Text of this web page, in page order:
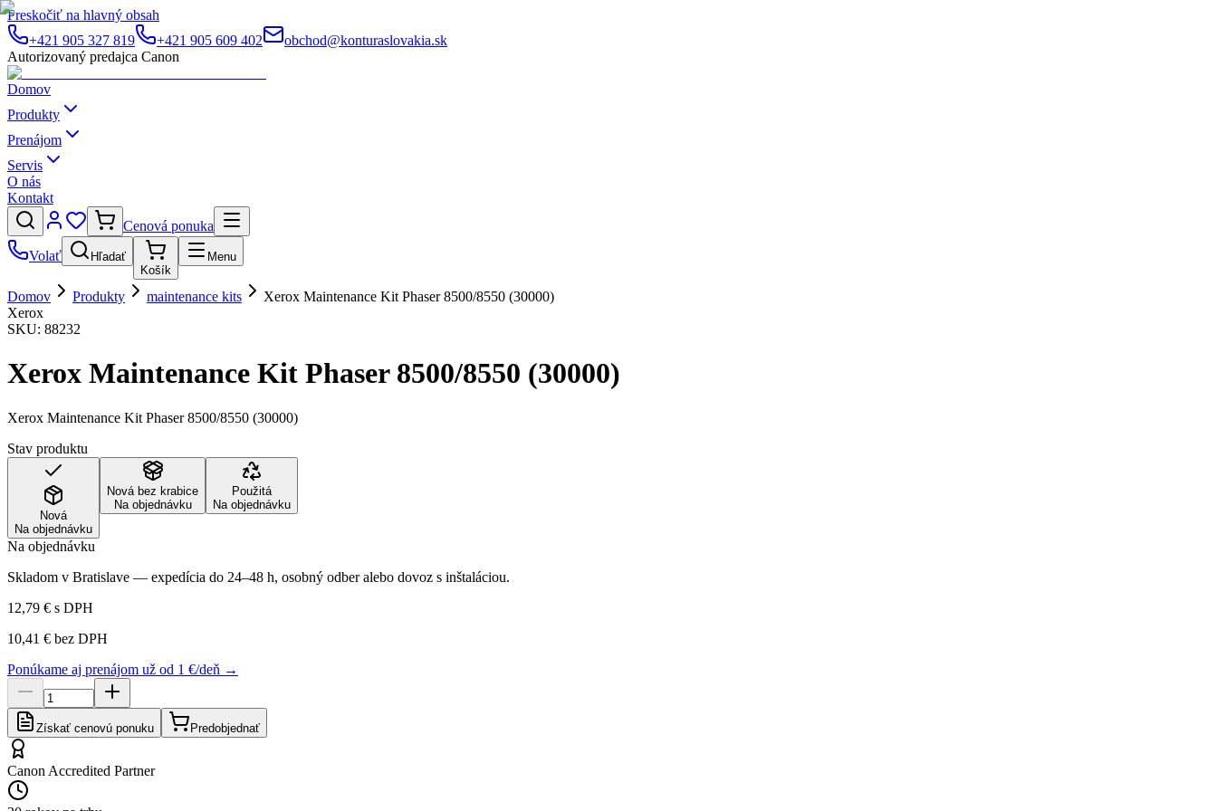
Preskočiť na hlavný obsah
+421 905 327 819
+421 905 609 402
obchod@konturaslovakia.sk
Autorizovaný predajca Canon
Domov
Produkty
Prenájom
Servis
O nás
Kontakt
Cenová ponuka
Volať
Hľadať
Košík
Menu
Domov Produkty maintenance kits
Xerox Maintenance Kit Phaser 8500/8550 (30000)
Xerox
SKU: 88232
Xerox Maintenance Kit Phaser 8500/8550 (30000)
Xerox Maintenance Kit Phaser 8500/8550 (30000)
Stav produktu
Nová
Na objednávku
Nová bez krabice
Na objednávku
Použitá
Na objednávku
Na objednávku
Skladom v Bratislave — expedícia do 24–48 h, osobný odber alebo dovoz s inštaláciou.
12,79 € s DPH
10,41 € bez DPH
Ponúkame aj prenájom už od 1 €/deň →
Získať cenovú ponuku Predobjednať
Canon Accredited Partner